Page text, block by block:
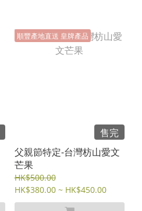
順豐產地直送 皇牌產品
售完
父親節特定-台灣枋山愛文
芒果
HK$500.00
HK$380.00 ~ HK$450.00